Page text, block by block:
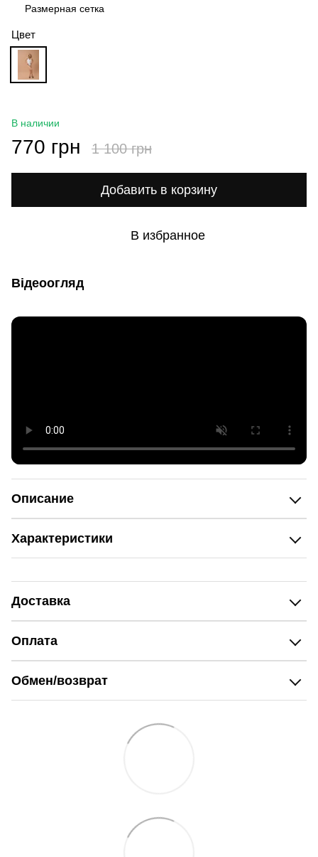
Размерная сетка
Цвет
В наличии
770 грн 1 100 грн
Добавить в корзину
В избранное
Відеоогляд
Описание
Характеристики
Доставка
Оплата
Обмен/возврат